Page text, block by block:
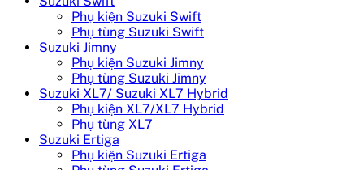
Phụ kiện Suzuki Swift
Phụ tùng Suzuki Swift
Suzuki Jimny
Phụ kiện Suzuki Jimny
Phụ tùng Suzuki Jimny
Suzuki XL7/ Suzuki XL7 Hybrid
Phụ kiện XL7/XL7 Hybrid
Phụ tùng XL7
Suzuki Ertiga
Phụ kiện Suzuki Ertiga